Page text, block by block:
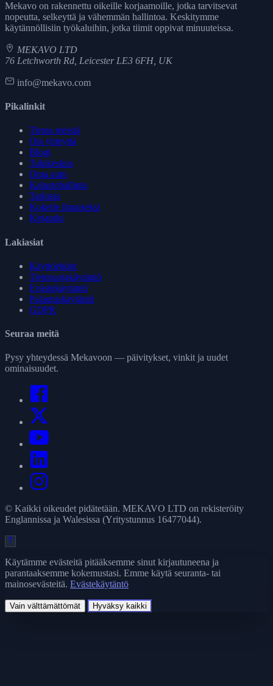
Mekavo on rakennettu oikeille korjaamoille, jotka tarvitsevat
nopeutta, selkeyttä ja vähemmän hallintoa. Keskitymme
käytännöllisiin työkaluihin, jotka tiimit oppivat minuuteissa.
MEKAVO LTD
76 Letchworth Rd, Leicester LE3 6FH, UK
info@mekavo.com
Pikalinkit
Tietoa meistä
Ota yhteyttä
Blogi
Tukikeskus
Oma auto
Kalustohallinta
Tarkista
Kokeile ilmaiseksi
Kirjaudu
Lakiasiat
Käyttöehdot
Tietosuojakäytäntö
Evästekäytäntö
Palautuskäytäntö
GDPR
Seuraa meitä
Pysy yhteydessä Mekavoon — päivitykset, vinkit ja uudet
ominaisuudet.
© Kaikki oikeudet pidätetään. MEKAVO LTD on rekisteröity
Englannissa ja Walesissa (Yritystunnus 16477044).
Käytämme evästeitä pitääksemme sinut kirjautuneena ja
parantaaksemme kokemustasi. Emme käytä seuranta- tai
mainosevästeitä. Evästekäytäntö
Vain välttämättömät Hyväksy kaikki